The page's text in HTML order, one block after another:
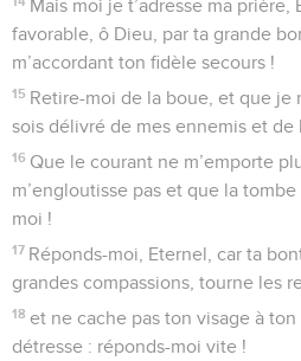
Mais moi je t’adresse ma prière,
favorable, ô Dieu, par ta grande
m’accordant ton fidèle secours !
15 Retire-moi de la boue, et que je
sois délivré de mes ennemis et de
16 Que le courant ne m’emporte
m’engloutisse pas et que la
moi !
17 Réponds-moi, Eternel, car ta
grandes compassions, tourne les
18 et ne cache pas ton visage à
détresse : réponds-moi vite !